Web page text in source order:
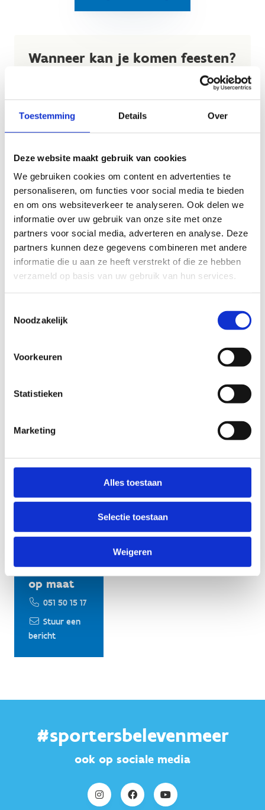
Toestemming Details Over
Deze website maakt gebruik van cookies
We gebruiken cookies om content en advertenties te
personaliseren, om functies voor social media te bieden
en om ons websiteverkeer te analyseren. Ook delen we
informatie over uw gebruik van onze site met onze
partners voor social media, adverteren en analyse. Deze
partners kunnen deze gegevens combineren met andere
informatie die u aan ze heeft verstrekt of die ze hebben
verzameld op basis van uw gebruik van hun services.
Noodzakelijk
Voorkeuren
Statistieken
Marketing
Alles toestaan
Selectie toestaan
Weigeren
Wanneer kan je komen feesten?
woensdagnamiddag
Na de sportactiviteiten is een pannenkoek of ijsje
inbegrepen in de kostprijs
Kostprijs:175 euro tot 15 deelnemers.
Graag met meer dan 15 deelnemers? Dan is de
kostprijs 17.5 euro per deelnemer extra.
Twijfel je
ons voor
voorstel
op maat
051 50 15 17
Stuur een
bericht
#sportersbelevenmeer
ook op sociale media